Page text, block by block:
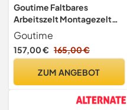
Goutime Faltbares
Arbeitszelt Montagezelt
Bauzelte 2 x 2 m (Weiß und
Blau)
Goutime
157,00 € 165,00 €
ZUM ANGEBOT